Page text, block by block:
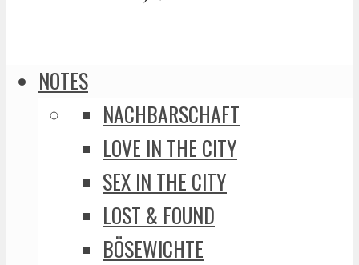
NOTES
NACHBARSCHAFT
LOVE IN THE CITY
SEX IN THE CITY
LOST & FOUND
BÖSEWICHTE